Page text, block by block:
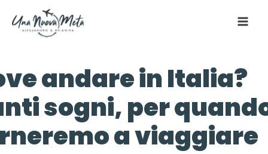
andare in Italia?
sogni, per
a viaggiare